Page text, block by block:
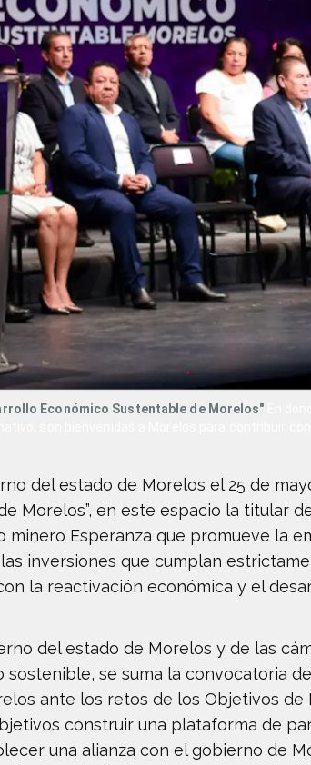
Económico Sustentable de Morelos"
del estado de Morelos el 25 de
Morelos”, en este espacio la titular
Esperanza que promueve la
inversiones que cumplan
la reactivación económica y el
del estado de Morelos y de las
se suma la convocatoria
ante los retos de los Objetivos
construir una plataforma de
una alianza con el gobierno de